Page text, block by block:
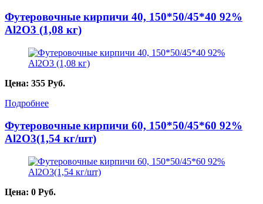
Футеровочные кирпичи 40, 150*50/45*40 92%
Al2O3 (1,08 кг)
Цена: 355 Руб.
Подробнее
Футеровочные кирпичи 60, 150*50/45*60 92%
Al2O3(1,54 кг/шт)
Цена: 0 Руб.